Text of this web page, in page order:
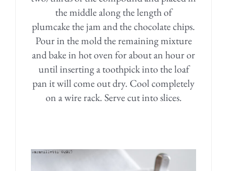
the middle along the length of
plumcake the jam and the chocolate chips.
Pour in the mold the remaining mixture
and bake in hot oven for about an hour or
until inserting a toothpick into the loaf
pan it will come out dry. Cool completely
on a wire rack. Serve cut into slices.